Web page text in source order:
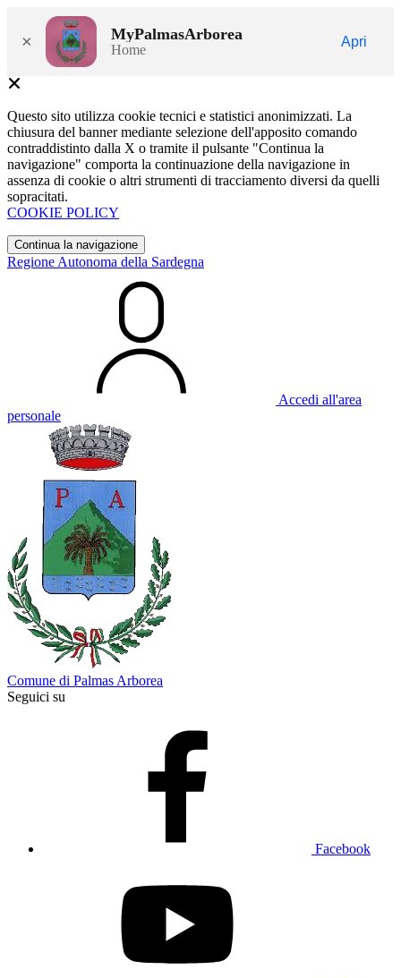
× MyPalmasArborea
Home
Apri
Questo sito utilizza cookie tecnici e statistici anonimizzati. La
chiusura del banner mediante selezione dell'apposito comando
contraddistinto dalla X o tramite il pulsante "Continua la
navigazione" comporta la continuazione della navigazione in
assenza di cookie o altri strumenti di tracciamento diversi da quelli
sopracitati.
COOKIE POLICY
Continua la navigazione
Regione Autonoma della Sardegna
Accedi all'area
personale
Comune di Palmas Arborea
Seguici su
Facebook